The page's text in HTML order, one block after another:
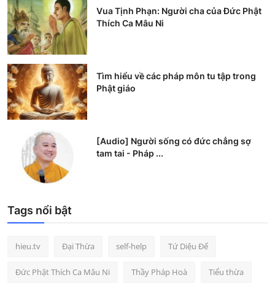
Vua Tịnh Phạn: Người cha của Đức Phật
Thích Ca Mâu Ni
Tìm hiểu về các pháp môn tu tập trong
Phật giáo
[Audio] Người sống có đức chẳng sợ
tam tai - Pháp ...
Tags nổi bật
hieu.tv Đại Thừa self-help Tứ Diệu Đế
Đức Phật Thích Ca Mâu Ni Thầy Pháp Hoà Tiểu thừa